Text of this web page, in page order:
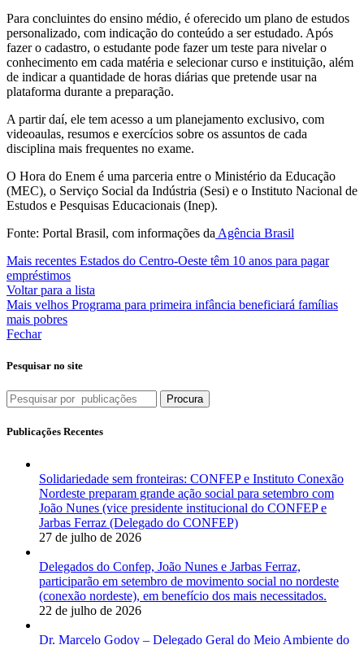
Para concluintes do ensino médio, é oferecido um plano de estudos
personalizado, com indicação do conteúdo a ser estudado. Após
fazer o cadastro, o estudante pode fazer um teste para nivelar o
conhecimento em cada matéria e selecionar curso e instituição, além
de indicar a quantidade de horas diárias que pretende usar na
plataforma durante a preparação.
A partir daí, ele tem acesso a um planejamento exclusivo, com
videoaulas, resumos e exercícios sobre os assuntos de cada
disciplina mais frequentes no exame.
O Hora do Enem é uma parceria entre o Ministério da Educação
(MEC), o Serviço Social da Indústria (Sesi) e o Instituto Nacional de
Estudos e Pesquisas Educacionais (Inep).
Fonte: Portal Brasil, com informações da Agência Brasil
Mais recentes Estados do Centro-Oeste têm 10 anos para pagar
empréstimos
Voltar para a lista
Mais velhos Programa para primeira infância beneficiará famílias
mais pobres
Fechar
Pesquisar no site
Procura
Publicações Recentes
Solidariedade sem fronteiras: CONFEP e Instituto Conexão
Nordeste preparam grande ação social para setembro com
João Nunes (vice presidente institucional do CONFEP e
Jarbas Ferraz (Delegado do CONFEP)
27 de julho de 2026
Delegados do Confep, João Nunes e Jarbas Ferraz,
participarão em setembro de movimento social no nordeste
(conexão nordeste), em benefício dos mais necessitados.
22 de julho de 2026
Dr. Marcelo Godoy – Delegado Geral do Meio Ambiente do